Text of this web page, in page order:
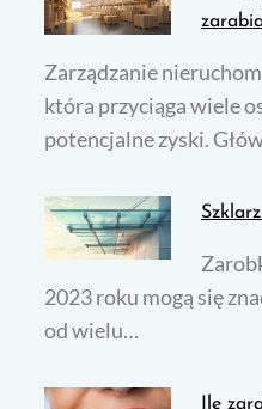
Zarządzanie
która przyciąga wiele
potencjalne zyski.
2023 roku mogą się
od wielu…
Ile